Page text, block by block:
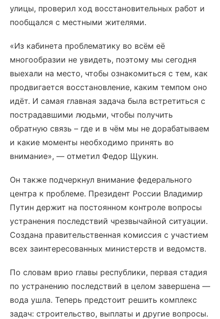
улицы, проверил ход восстановительных работ и
пообщался с местными жителями.
«Из кабинета проблематику во всём её
многообразии не увидеть, поэтому мы сегодня
выехали на место, чтобы ознакомиться с тем, как
продвигается восстановление, каким темпом оно
идёт. И самая главная задача была встретиться с
пострадавшими людьми, чтобы получить
обратную связь – где и в чём мы не дорабатываем
и какие моменты необходимо принять во
внимание», — отметил Федор Щукин.
Он также подчеркнул внимание федерального
центра к проблеме. Президент России Владимир
Путин держит на постоянном контроле вопросы
устранения последствий чрезвычайной ситуации.
Создана правительственная комиссия с участием
всех заинтересованных министерств и ведомств.
По словам врио главы республики, первая стадия
по устранению последствий в целом завершена —
вода ушла. Теперь предстоит решить комплекс
задач: строительство, выплаты и другие вопросы.